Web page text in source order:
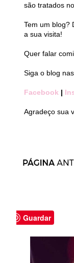
são tratados
Tem um blog?
a sua visita!
Quer falar
Siga o blog
Facebook |
Agradeço sua
Guardar